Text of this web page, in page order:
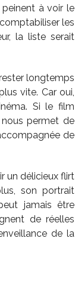
à voir le
les
la liste serait
longtemps
vite. Car oui,
Si le film
permet de
de
un délicieux flirt
son portrait
jamais être
de réelles
de la